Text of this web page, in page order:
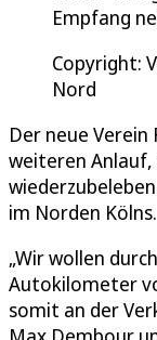
Empfang
Copyright:
Nord
Der neue
weiteren Anlauf,
im Norden Kölns.
„Wir wollen
Autokilometer
somit an der